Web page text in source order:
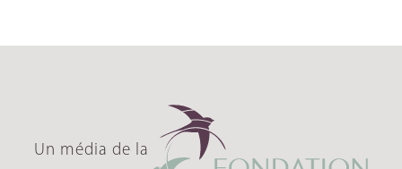
Un média de la